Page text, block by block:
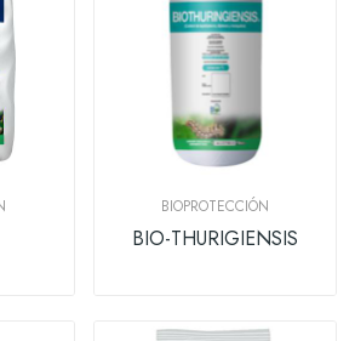
BIOPROTECCIÓN
BIO-THURIGIENSIS